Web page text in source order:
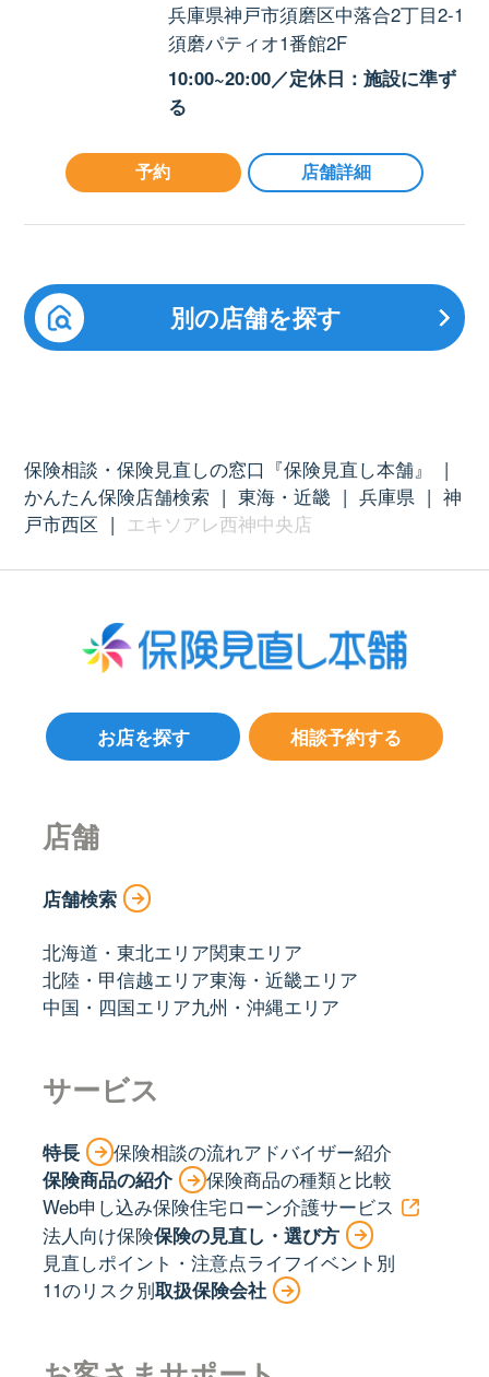
兵庫県神戸市須磨区中落合2丁目2-1
須磨パティオ1番館2F
10:00~20:00／定休日：施設に準ず
る
店舗詳細
予約
別の店舗を探す
保険相談・保険見直しの窓口『保険見直し本舗』
|
かんたん保険店舗検索 | 東海・近畿 | 兵庫県 | 神
戸市西区 | エキソアレ西神中央店
相談予約する
お店を探す
店舗
店舗検索
北海道・東北エリア関東エリア
北陸・甲信越エリア東海・近畿エリア
中国・四国エリア九州・沖縄エリア
サービス
特長 保険相談の流れアドバイザー紹介
保険商品の紹介
保険商品の種類と比較
Web申し込み保険住宅ローン介護サービス
法人向け保険保険の見直し・選び方
見直しポイント・注意点ライフイベント別
11のリスク別取扱保険会社